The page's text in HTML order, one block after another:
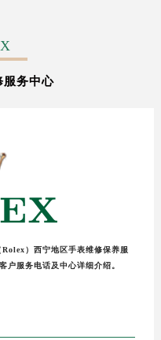
服务中心
）西宁地区手表维修保养服
户服务电话及中心详细介绍。